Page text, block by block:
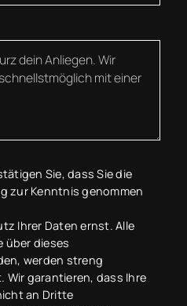
Sie, dass Sie die
zur Kenntnis genommen
Ihrer Daten ernst. Alle
über dieses
werden streng
Wir garantieren, dass Ihre
an Dritte